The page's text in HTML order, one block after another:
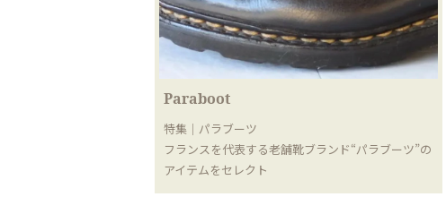
Paraboot
特集｜パラブーツ
フランスを代表する老舗靴ブランド“パラブーツ”の
アイテムをセレクト